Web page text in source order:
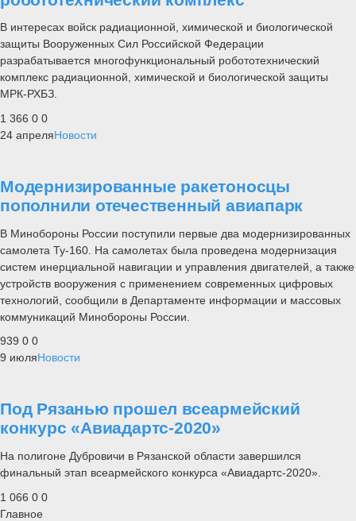
В интересах войск радиационной, химической и биологической
защиты Вооруженных Сил Российской Федерации
разрабатывается многофункциональный робототехнический
комплекс радиационной, химической и биологической защиты
МРК-РХБЗ.
1 366 0 0
24 апреляНовости
Модернизированные ракетоносцы
пополнили отечественный авиапарк
В Минобороны России поступили первые два модернизированных
самолета Ту-160. На самолетах была проведена модернизация
систем инерциальной навигации и управления двигателей, а также
устройств вооружения с применением современных цифровых
технологий, сообщили в Департаменте информации и массовых
коммуникаций Минобороны России.
939 0 0
9 июляНовости
Под Рязанью прошел всеармейский
конкурс «Авиадартс-2020»
На полигоне Дубровичи в Рязанской области завершился
финальный этап всеармейского конкурса «Авиадартс-2020».
1 066 0 0
Главное